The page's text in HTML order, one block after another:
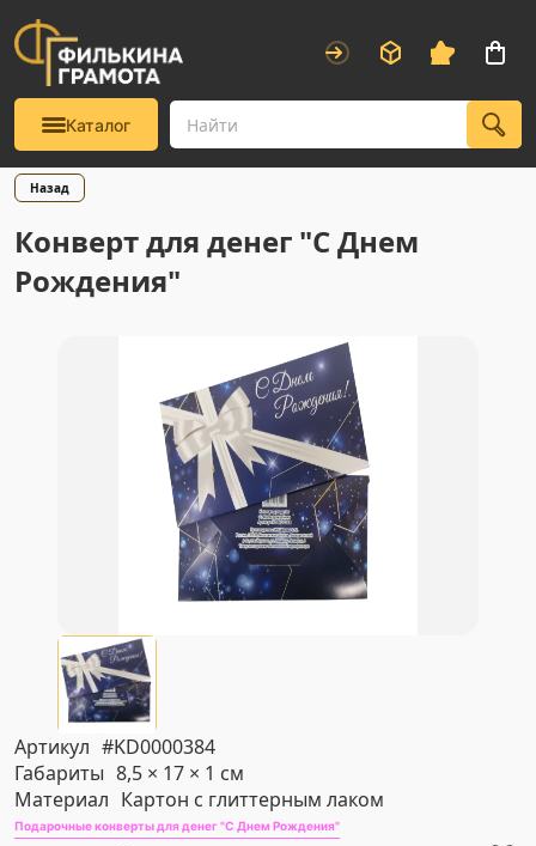
Каталог
Назад
Конверт для денег "С Днем
Рождения"
Артикул #KD0000384
Габариты 8,5 × 17 × 1 см
Материал Картон с глиттерным лаком
Подарочные конверты для денег "С Днем Рождения"